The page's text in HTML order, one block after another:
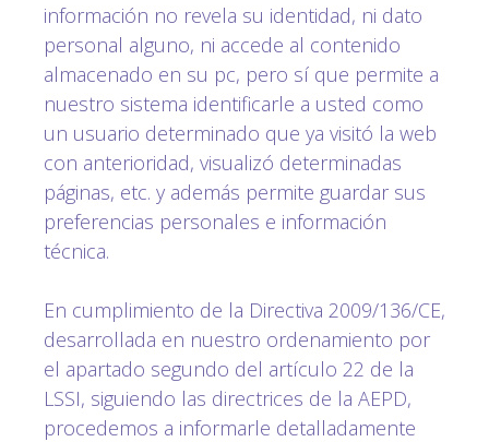
información no revela su identidad, ni dato
personal alguno, ni accede al contenido
almacenado en su pc, pero sí que permite a
nuestro sistema identificarle a usted como
un usuario determinado que ya visitó la web
con anterioridad, visualizó determinadas
páginas, etc. y además permite guardar sus
preferencias personales e información
técnica.
En cumplimiento de la Directiva 2009/136/CE,
desarrollada en nuestro ordenamiento por
el apartado segundo del artículo 22 de la
LSSI, siguiendo las directrices de la AEPD,
procedemos a informarle detalladamente